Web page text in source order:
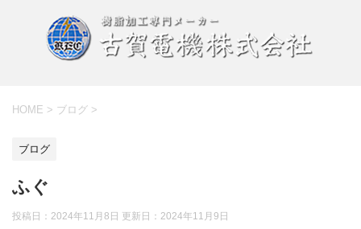
HOME > ブログ >
ブログ
ふぐ
投稿日：2024年11月8日 更新日： 2024年11月9日